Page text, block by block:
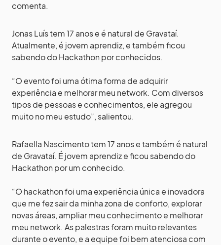
comenta.
Jonas Luís tem 17 anos e é natural de Gravataí.
Atualmente, é jovem aprendiz, e também ficou
sabendo do Hackathon por conhecidos.
“O evento foi uma ótima forma de adquirir
experiência e melhorar meu network. Com diversos
tipos de pessoas e conhecimentos, ele agregou
muito no meu estudo”, salientou.
Rafaella Nascimento tem 17 anos e também é natural
de Gravataí. É jovem aprendiz e ficou sabendo do
Hackathon por um conhecido.
“O hackathon foi uma experiência única e inovadora
que me fez sair da minha zona de conforto, explorar
novas áreas, ampliar meu conhecimento e melhorar
meu network. As palestras foram muito relevantes
durante o evento, e a equipe foi bem atenciosa com